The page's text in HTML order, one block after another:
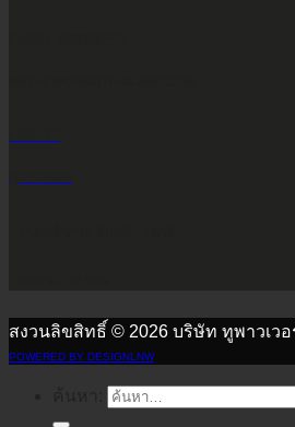
สงวนลิขสิทธิ์ © 2026 บริษัท ทูพาวเว
POWERED BY DESIGNLNW